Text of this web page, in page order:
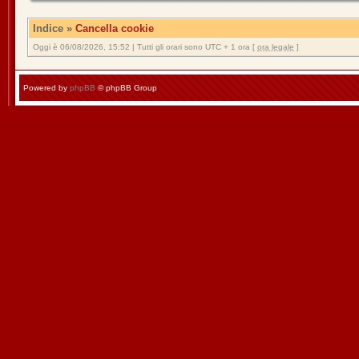
Indice » Cancella cookie
Oggi è 06/08/2026, 15:52 | Tutti gli orari sono UTC + 1 ora [ ora legale ]
Powered by phpBB © phpBB Group